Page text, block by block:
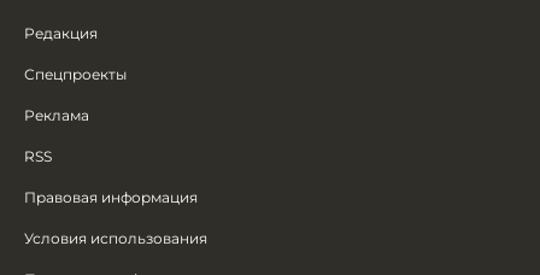
Редакция
Спецпроекты
Реклама
RSS
Правовая информация
Условия использования